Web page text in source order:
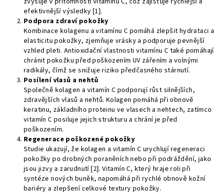
efektivnější výsledky [1].
Podpora zdraví pokožky
Kombinace kolagenu a vitamínu C pomáhá zlepšit hydrataci a
elasticitu pokožky, zjemňuje vrásky a podporuje pevnější
vzhled pleti. Antioxidační vlastnosti vitamínu C také pomáhají
chránit pokožku před poškozením UV zářením a volnými
radikály, čímž se snižuje riziko předčasného stárnutí.
Posílení vlasů a nehtů
Společně kolagen a vitamín C podporují růst silnějších,
zdravějších vlasů a nehtů. Kolagen pomáhá při obnově
keratinu, základního proteinu ve vlasech a nehtech, zatímco
vitamín C posiluje jejich strukturu a chrání je před
poškozením.
Regenerace poškozené pokožky
Studie ukazují, že kolagen a vitamín C urychlují regeneraci
pokožky po drobných poraněních nebo při podráždění, jako
jsou jizvy a zarudnutí [2]. Vitamín C, který hraje roli při
syntéze nových buněk, napomáhá při rychlé obnově kožní
bariéry a zlepšení celkové textury pokožky.